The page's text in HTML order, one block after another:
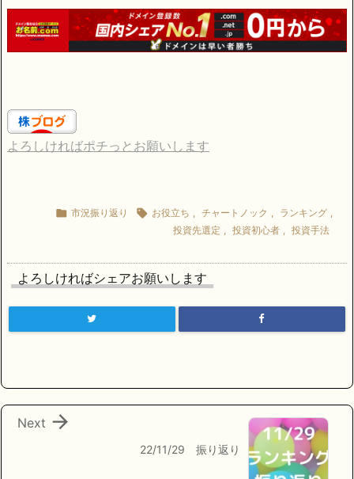
よろしければポチっとお願いします
 市況振り返り  お役立ち , チャートノック , ランキング ,
投資先選定 , 投資初心者 , 投資手法
よろしければシェアお願いします
22/11/29 振り返り

Next